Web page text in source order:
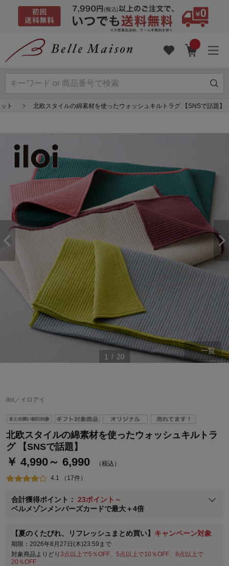
ト 北欧スタイルの綿素材を使ったウォッシュキルトラグ 【SNSで話題】
1 / 20
一覧
iloi／イロアイ
北欧スタイルの綿素材を使ったウォッシュキルトラ
グ 【SNSで話題】
￥ 4,990～ 6,990 （税込）
4.1 （17件）
合計獲得ポイント： 23ポイント～
ベルメゾンメンバーズカードで最大＋4倍
ステージが上がれば送料無料・返品引取無料！
ベルメゾンご優待サービスについて
ベルメゾン・ポイントについて
通常商品送料無料 返品引取無料（JCBのみ）
即時入会なら更に500円OFFクーポンプレゼント
※メンバーズカードの加算ポイントはステージ倍率適用前の基本ポイント
に対して適用されます。
【夏のくたびれ、リフレッシュまとめ買い】 キャンペーン対象
期限：2026年8月27日(木)23:59まで
対象商品よりどり 3点以上で5％OFF、5点以上で10％OFF、8点以上で
20％OFF